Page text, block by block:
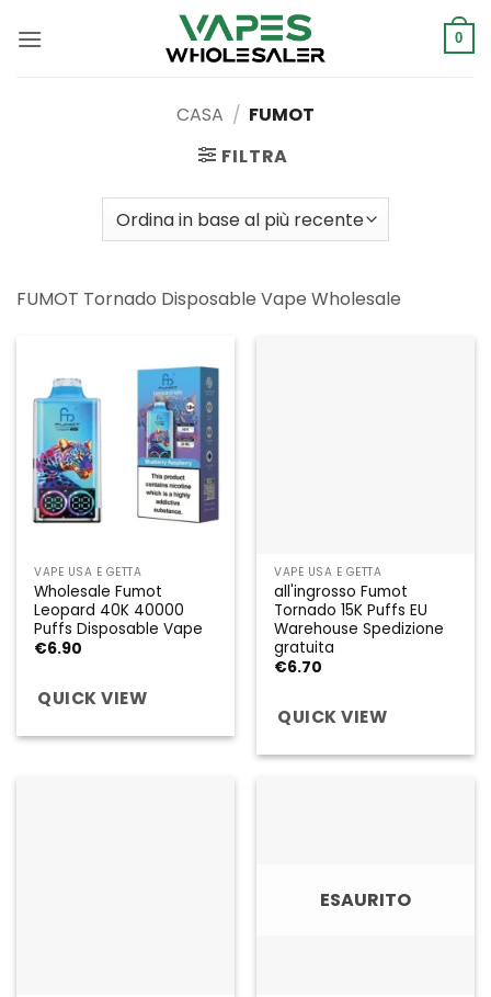
0
CASA / FUMOT
FILTRA
FUMOT Tornado Disposable Vape Wholesale
VAPE USA E GETTA
Wholesale Fumot
Leopard 40K 40000
Puffs Disposable Vape
€6.90
QUICK VIEW
VAPE USA E GETTA
all'ingrosso Fumot
Tornado 15K Puffs EU
Warehouse Spedizione
gratuita
€6.70
QUICK VIEW
ESAURITO